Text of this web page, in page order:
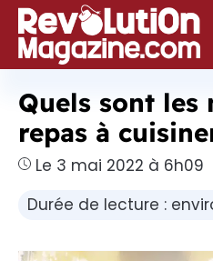
Aller
au
contenu
Quels sont les
repas à
Le 3 mai 2022 à 6h09
Durée de lecture :